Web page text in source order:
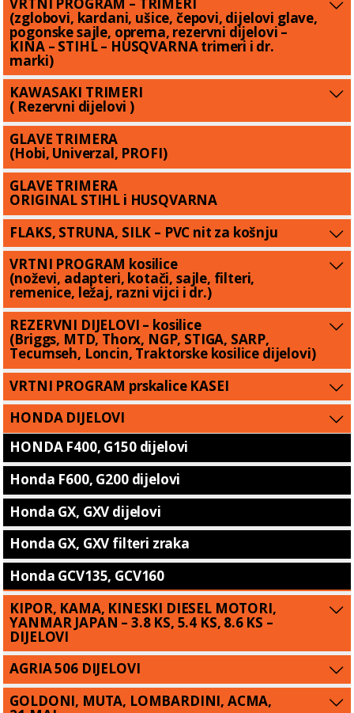
(zglobovi, kardani, ušice, čepovi, dijelovi glave,
pogonske sajle, oprema, rezervni dijelovi –
KINA – STIHL – HUSQVARNA trimeri i dr.
marki)
KAWASAKI TRIMERI
( Rezervni dijelovi )
GLAVE TRIMERA
(Hobi, Univerzal, PROFI)
GLAVE TRIMERA
ORIGINAL STIHL i HUSQVARNA
FLAKS, STRUNA, SILK – PVC nit za košnju
VRTNI PROGRAM kosilice
(noževi, adapteri, kotači, sajle, filteri,
remenice, ležaj, razni vijci i dr.)
REZERVNI DIJELOVI – kosilice
(Briggs, MTD, Thorx, NGP, STIGA, SARP,
Tecumseh, Loncin, Traktorske kosilice dijelovi)
VRTNI PROGRAM prskalice KASEI
HONDA DIJELOVI
HONDA F400, G150 dijelovi
Honda F600, G200 dijelovi
Honda GX, GXV dijelovi
Honda GX, GXV filteri zraka
Honda GCV135, GCV160
KIPOR, KAMA, KINESKI DIESEL MOTORI,
YANMAR JAPAN – 3.8 KS, 5.4 KS, 8.6 KS –
DIJELOVI
AGRIA 506 DIJELOVI
GOLDONI, MUTA, LOMBARDINI, ACMA,